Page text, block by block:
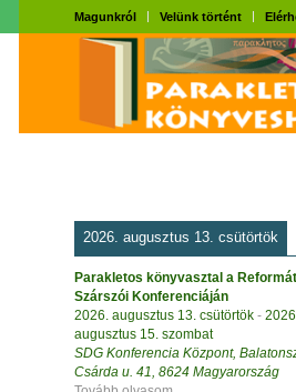
Magunkról Velünk történt
2026. augusztus 13. csütörtök
Parakletos könyvasztal a
Szárszói Konferenciáján
2026. augusztus 13. csütörtök - 2026.
augusztus 15. szombat
SDG Konferencia Központ,
Csárda u. 41, 8624 Magyarország